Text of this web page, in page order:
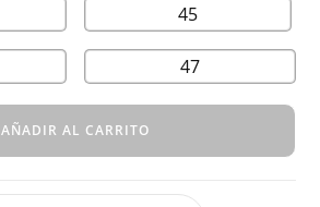
45
47
AÑADIR AL CARRITO